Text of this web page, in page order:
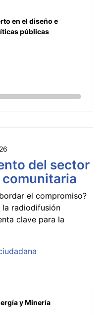
en el diseño e
públicas
del sector
el compromiso?
radiodifusión
clave para la
y Minería